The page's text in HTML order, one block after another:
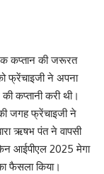
कप्तान की जरूरत
फ्रेंचाइजी ने अपना
कप्तानी करी थी।
जगह फ्रेंचाइजी ने
ऋषभ पंत ने वापसी
आईपीएल 2025 मेगा
फैसला किया।